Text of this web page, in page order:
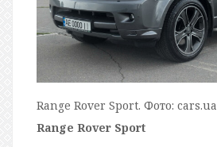
Range Rover Sport. Фото: cars.ua
Range Rover Sport